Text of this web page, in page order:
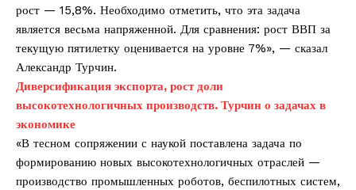
рост — 15,8%. Необходимо отметить, что эта задача
является весьма напряженной. Для сравнения: рост ВВП за
текущую пятилетку оценивается на уровне 7%», — сказал
Александр Турчин.
Диверсификация экспорта, рост доли
высокотехнологичных производств. Турчин о задачах в
экономике
«В тесном сопряжении с наукой поставлена задача по
формированию новых высокотехнологичных отраслей —
производство промышленных роботов, беспилотных систем,